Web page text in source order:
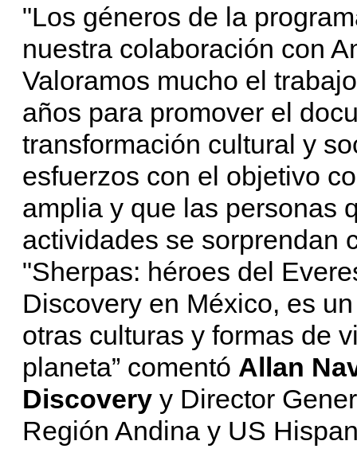
"Los géneros de la
nuestra colaboración con
Valoramos mucho el
años para promover el
transformación cultural y
esfuerzos con el objetivo
amplia y que las personas
actividades se sorprendan
"Sherpas: héroes del
Discovery en México, es
otras culturas y formas de
planeta” comentó Allan
Discovery y Director
Región Andina y US